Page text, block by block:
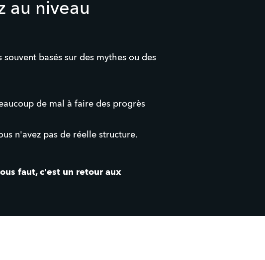
au niveau
basés sur des mythes ou des
de mal à faire des progrès
n'avez pas de réelle structure.
faut, c'est un retour aux